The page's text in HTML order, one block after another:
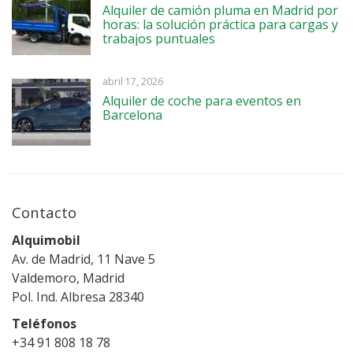
Alquiler de camión pluma en Madrid por
horas: la solución práctica para cargas y
trabajos puntuales
abril 17, 2026
Alquiler de coche para eventos en
Barcelona
Contacto
Alquimobil
Av. de Madrid, 11 Nave 5
Valdemoro, Madrid
Pol. Ind. Albresa 28340
Teléfonos
+34 91 808 18 78